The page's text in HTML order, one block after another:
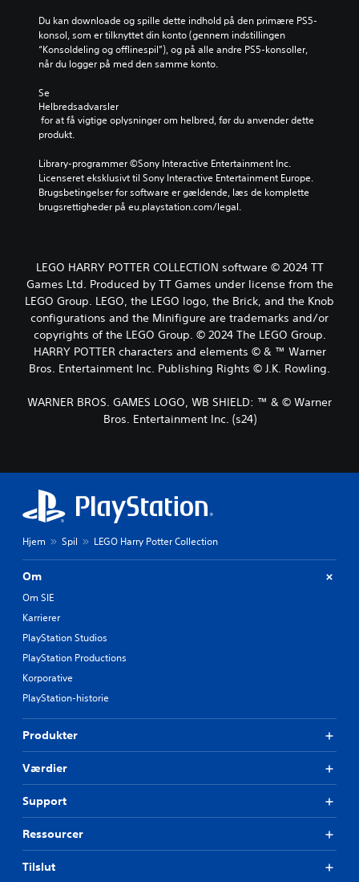
Du kan downloade og spille dette indhold på den primære PS5-
konsol, som er tilknyttet din konto (gennem indstillingen
“Konsoldeling og offlinespil”), og på alle andre PS5-konsoller,
når du logger på med den samme konto.
Se
Helbredsadvarsler
produkt.
Library-programmer ©Sony Interactive Entertainment Inc.
Licenseret eksklusivt til Sony Interactive Entertainment Europe.
Brugsbetingelser for software er gældende, læs de komplette
brugsrettigheder på eu.playstation.com/legal.
LEGO HARRY POTTER COLLECTION software © 2024 TT
Games Ltd. Produced by TT Games under license from the
LEGO Group. LEGO, the LEGO logo, the Brick, and the Knob
configurations and the Minifigure are trademarks and/or
copyrights of the LEGO Group. © 2024 The LEGO Group.
HARRY POTTER characters and elements © & ™ Warner
Bros. Entertainment Inc. Publishing Rights © J.K. Rowling.
WARNER BROS. GAMES LOGO, WB SHIELD: ™ & © Warner
Bros. Entertainment Inc. (s24)
Hjem Spil LEGO Harry Potter Collection
Om
Om SIE
Karrierer
PlayStation Studios
PlayStation Productions
Korporative
PlayStation-historie
Produkter
Værdier
Support
Ressourcer
Tilslut